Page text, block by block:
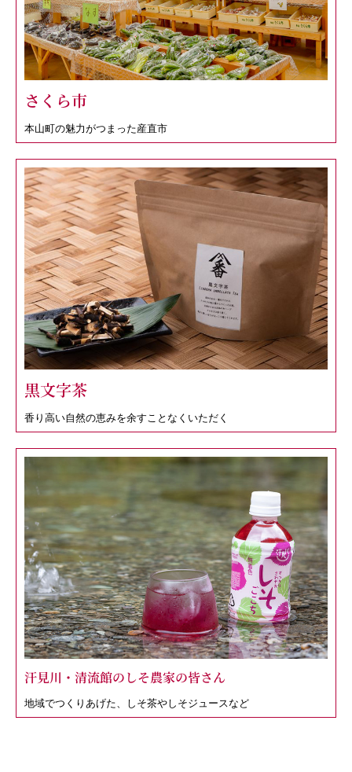
さくら市
本山町の魅力がつまった産直市
黒文字茶
香り高い自然の恵みを余すことなくいただく
汗見川・清流館のしそ農家の皆さん
地域でつくりあげた、しそ茶やしそジュースなど